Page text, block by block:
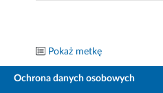
Pokaż metkę
Ochrona danych osobowych